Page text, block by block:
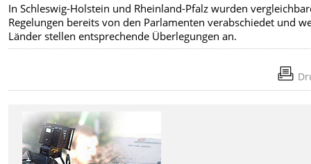
In Schleswig-Holstein und Rheinland-Pfalz wurden
Regelungen bereits von den Parlamenten verabschiedet und
Länder stellen entsprechende Überlegungen an.